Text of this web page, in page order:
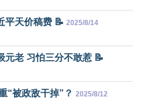
平天价稿费 📝 2025/8/14
元老 习怕三分不敢惹 📝
“被政敌干掉”？ 2025/8/12